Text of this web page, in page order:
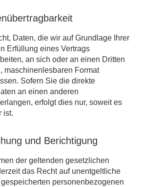
Daten, die wir auf Grundlage Ihrer
Erfüllung eines Vertrags
an sich oder an einen Dritten
maschinenlesbaren Format
Sofern Sie die direkte
an einen anderen
erfolgt dies nur, soweit es
ist.
und Berichtigung
der geltenden gesetzlichen
das Recht auf unentgeltliche
personenbezogenen